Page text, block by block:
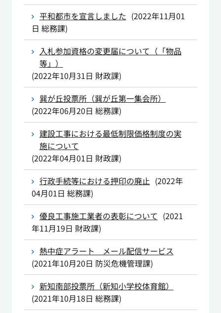
平和都市を宣言しました (2022年11月01
日 総務課)
入札参加資格の変更届について（「物品
等」）
(2022年10月31日 財政課)
巽が丘投票所（巽が丘第一集会所）
(2022年06月20日 総務課)
建設工事における最低制限価格制度の実
施について
(2022年04月01日 財政課)
行政手続等における押印の廃止 (2022年
04月01日 総務課)
優良工事施工業者の表彰について (2021
年11月19日 財政課)
熱中症アラート メール配信サービス
(2021年10月20日 防災危機管理課)
新知南部投票所（新知小学校体育館）
(2021年10月18日 総務課)